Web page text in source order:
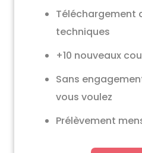
Téléchargement
techniques
+10 nouveaux
Sans
vous voulez
Prélèvement